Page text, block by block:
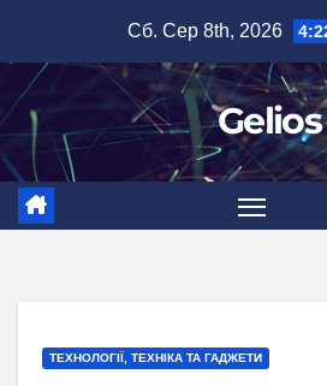
вмісту
Сб. Сер 8th, 2026
Gelios
ТЕХНОЛОГІЇ, ТЕХНІКА ТА ГАДЖЕТИ